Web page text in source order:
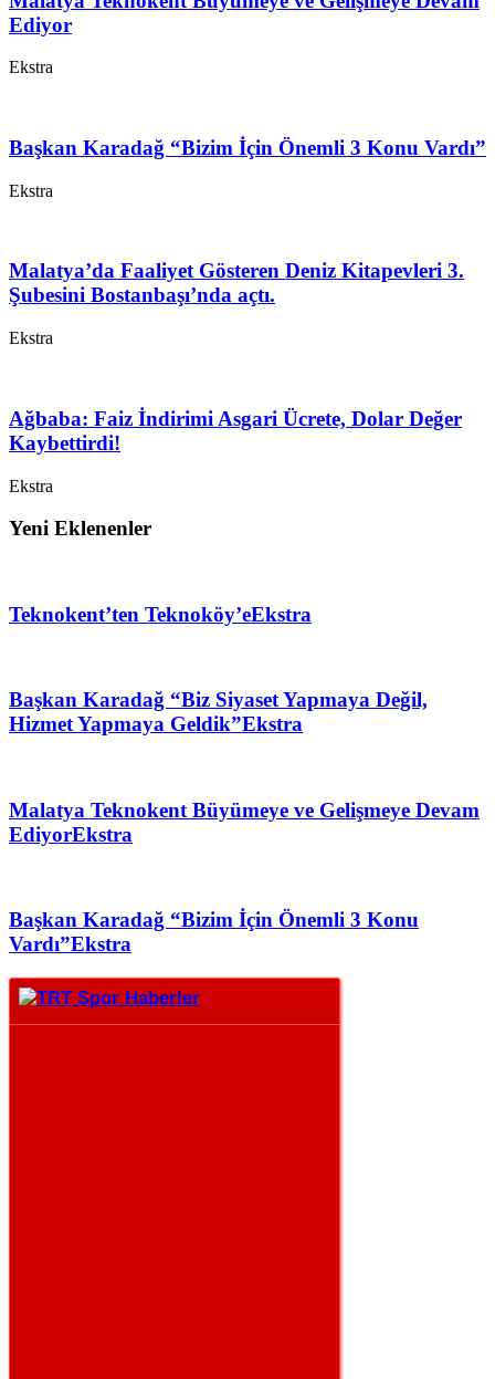
Ediyor
Ekstra
Başkan Karadağ “Bizim İçin Önemli 3 Konu Vardı”
Ekstra
Malatya’da Faaliyet Gösteren Deniz Kitapevleri 3.
Şubesini Bostanbaşı’nda açtı.
Ekstra
Ağbaba: Faiz İndirimi Asgari Ücrete, Dolar Değer
Kaybettirdi!
Ekstra
Yeni Eklenenler
Teknokent’ten Teknoköy’eEkstra
Başkan Karadağ “Biz Siyaset Yapmaya Değil,
Hizmet Yapmaya Geldik”Ekstra
Malatya Teknokent Büyümeye ve Gelişmeye Devam
EdiyorEkstra
Başkan Karadağ “Bizim İçin Önemli 3 Konu
Vardı”Ekstra